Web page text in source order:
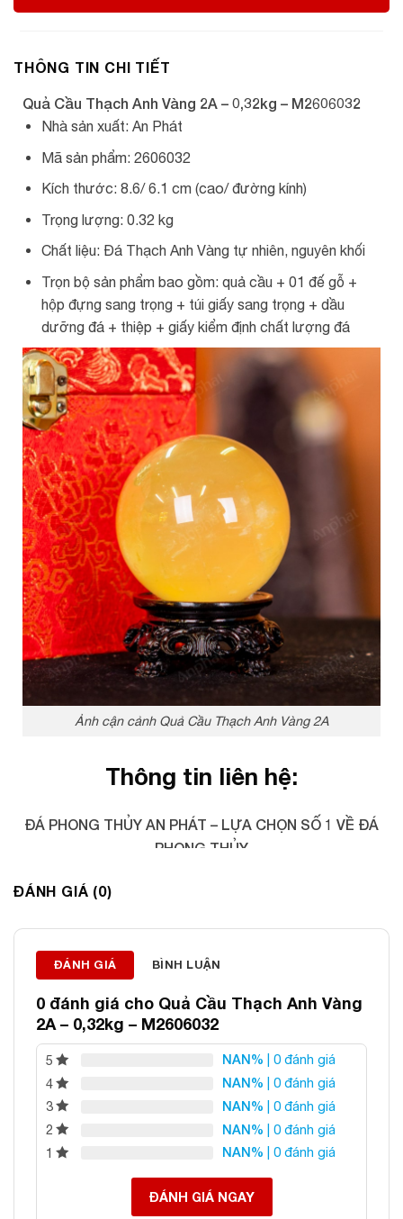
THÔNG TIN CHI TIẾT
Quả Cầu Thạch Anh Vàng 2A – 0,32kg – M2606032
Nhà sản xuất: An Phát
Mã sản phẩm: 2606032
Kích thước: 8.6/ 6.1 cm (cao/ đường kính)
Trọng lượng: 0.32 kg
Chất liệu: Đá Thạch Anh Vàng tự nhiên, nguyên khối
Trọn bộ sản phẩm bao gồm: quả cầu + 01 đế gỗ +
hộp đựng sang trọng + túi giấy sang trọng + dầu
dưỡng đá + thiệp + giấy kiểm định chất lượng đá
Ảnh cận cảnh Quả Cầu Thạch Anh Vàng 2A
Thông tin liên hệ:
ĐÁ PHONG THỦY AN PHÁT – LỰA CHỌN SỐ 1 VỀ ĐÁ
PHONG THỦY
ĐÁNH GIÁ (0)
ĐÁNH GIÁ BÌNH LUẬN
0 đánh giá cho Quả Cầu Thạch Anh Vàng
2A – 0,32kg – M2606032
5 NAN% | 0 đánh giá
4
NAN% | 0 đánh giá
3
NAN% | 0 đánh giá
2
NAN% | 0 đánh giá
1
NAN% | 0 đánh giá
ĐÁNH GIÁ NGAY